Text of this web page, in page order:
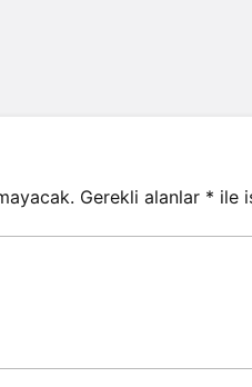
Gerekli alanlar * ile